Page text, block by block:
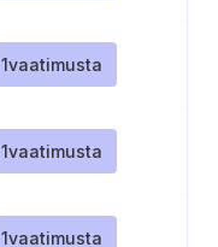
1vaatimusta
1vaatimusta
1vaatimusta